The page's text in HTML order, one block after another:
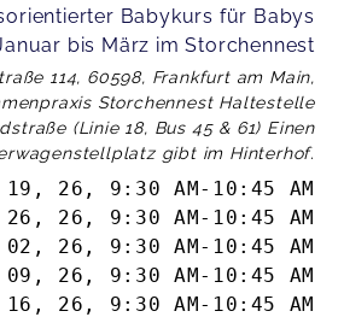
Babykurs für Babys
bis März im Storchennest
114, 60598, Frankfurt am Main,
Storchennest Haltestelle
(Linie 18, Bus 45 & 61) Einen
gibt im Hinterhof.
19, 26 , 9:30 AM - 10:45 AM
26, 26 , 9:30 AM - 10:45 AM
02, 26 , 9:30 AM - 10:45 AM
09, 26 , 9:30 AM - 10:45 AM
16, 26 , 9:30 AM - 10:45 AM